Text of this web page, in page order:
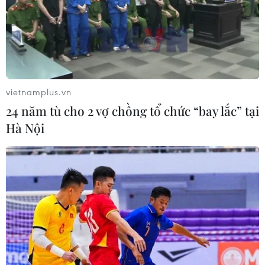
Thu Cúc, Thung Nai, Tiên Lương, Tiền Phong,
Tu Vũ, Văn Lang, Văn Miếu, Vân Sơn, Vạn Xuân,
Vĩnh Chân, Vĩnh Hưng, Vĩnh Thành, Võ Miếu,
Xuân Đài, Xuân Lũng, Yên Kỳ, Yên Sơn.
Tỉnh Lào Cai có các xã, phường: Tân Lĩnh, Trạm
Tấu; Gia Hội, Hạnh Phúc, Khánh Hòa, Lục Yên,
Nậm Chày, Sơn Lương, Tả Van, Việt Hồng; Bản
Hồ, Bảo Ái, Bảo Hà, Cảm Nhân, Chấn Thịnh, Chế
Tạo, Gia Phú, Hưng Khánh, Lâm Thượng, Liên
Sơn, Lương Thịnh, Mỏ Vàng, Mù Cang Chải,
Mường Bo, Mường Lai, Âu Lâu, Cam Đường,
Cầu Thia, Nam Cường, Nghĩa Lộ, Sa Pa, Trung
Tâm, Văn Phú, Yên Bái, Phình Hồ, Phong Dụ Hạ,
Phúc Lợi, Púng Luông, Quy Mông, Tằng Loỏng,
Thác Bà, Thượng Bằng La, Trấn Yên, Văn Bàn,
vietnamplus.vn
24 năm tù cho 2 vợ chồng tổ chức “bay lắc” tại
Hà Nội